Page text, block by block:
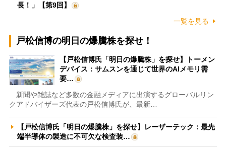
長！」【第9回】
一覧を見る
戸松信博の明日の爆騰株を探せ！
【戸松信博氏「明日の爆騰株」を探せ】トーメン
デバイス：サムスンを通じて世界のAIメモリ需
要…
新聞や雑誌など多数の金融メディアに出演するグローバルリン
クアドバイザーズ代表の戸松信博氏が、最新…
【戸松信博氏「明日の爆騰株」を探せ】レーザーテック：最先
端半導体の製造に不可欠な検査装…